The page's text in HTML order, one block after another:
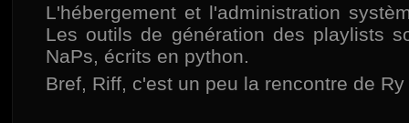
L'hébergement et l'administration
Les outils de génération des playlists
NaPs, écrits en python.
Bref, Riff, c'est un peu la rencontre de